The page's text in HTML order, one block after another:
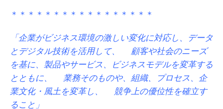
＊＊＊＊＊＊＊＊＊＊＊＊＊＊＊＊＊
「企業がビジネス環境の激しい変化に対応し、データ
とデジタル技術を活用して、
顧客や社会のニーズ
を基に、製品やサービス、ビジネスモデルを変革する
とともに、
業務そのものや、組織、プロセス、企
業文化・風土を変革し、
競争上の優位性を確立す
ること」